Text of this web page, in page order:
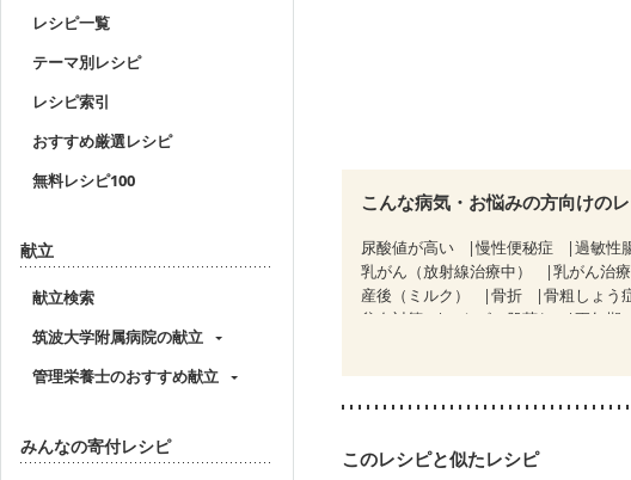
レシピ一覧
テーマ別レシピ
レシピ索引
おすすめ厳選レシピ
無料レシピ100
献立
献立検索
筑波大学附属病院の献立
管理栄養士のおすすめ献立
みんなの寄付レシピ
こんな病気・お悩みの方向けの
尿酸値が高い 慢性便秘症 過敏性
乳がん（放射線治療中）
乳がん治
産後（ミルク）
骨折 骨粗しょう
貧血対策
ニキビ・肌荒れ 更年期
このレシピと似たレシピ